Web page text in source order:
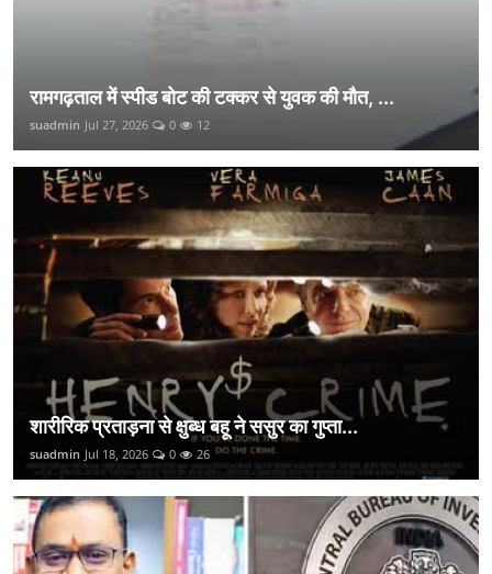
रामगढ़ताल में स्पीड बोट की टक्कर से युवक की मौत, ...
suadmin Jul 27, 2026 0 12
शारीरिक प्रताड़ना से क्षुब्ध बहू ने ससुर का गुप्ता...
suadmin Jul 18, 2026 0 26